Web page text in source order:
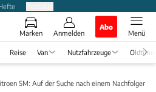
Marken Anmelden
Abo
Menü
Reise Van Nutzfahrzeuge Oldtimer
SM: Auf der Suche nach einem Nachfolger